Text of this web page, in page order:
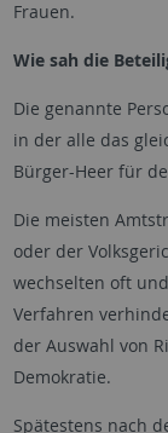
Frauen.
Wie sah die
Die genannte
in der alle das
Bürger-Heer für
Die meisten
oder der
wechselten oft
Verfahren
der Auswahl von
Demokratie.
Spätestens nach